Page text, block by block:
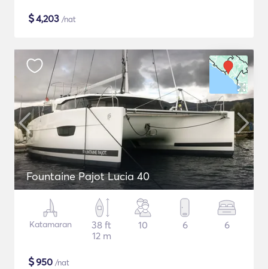
$4,203 /nat
Fountaine Pajot Lucia 40
Katamaran
38 ft
12 m
10 6 6
$950 /nat